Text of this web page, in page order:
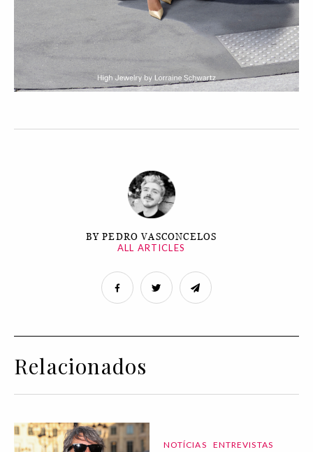
BY PEDRO VASCONCELOS
ALL ARTICLES
Relacionados
NOTÍCIAS ENTREVISTAS